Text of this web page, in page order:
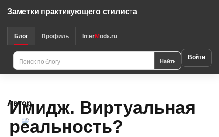
Заметки практикующего стилиста
Блог Профиль InterModa.ru
Найти Войти
Автор
Имидж. Виртуальная
реальность?